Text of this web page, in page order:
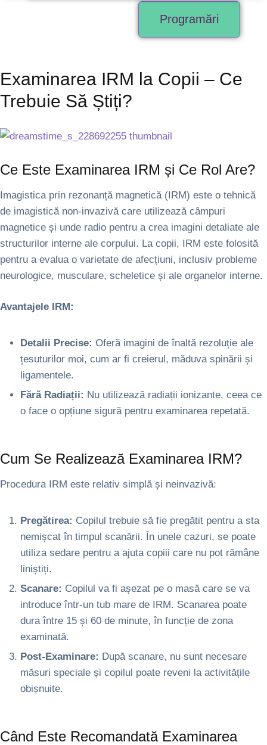
Programări
Examinarea IRM la Copii – Ce
Trebuie Să Știți?
Ce Este Examinarea IRM și Ce Rol Are?
Imagistica prin rezonanță magnetică (IRM) este o tehnică
de imagistică non-invazivă care utilizează câmpuri
magnetice și unde radio pentru a crea imagini detaliate ale
structurilor interne ale corpului. La copii, IRM este folosită
pentru a evalua o varietate de afecțiuni, inclusiv probleme
neurologice, musculare, scheletice și ale organelor interne.
Avantajele IRM:
Detalii Precise: Oferă imagini de înaltă rezoluție ale
țesuturilor moi, cum ar fi creierul, măduva spinării și
ligamentele.
Fără Radiații: Nu utilizează radiații ionizante, ceea ce
o face o opțiune sigură pentru examinarea repetată.
Cum Se Realizează Examinarea IRM?
Procedura IRM este relativ simplă și neinvazivă:
Pregătirea: Copilul trebuie să fie pregătit pentru a sta
nemișcat în timpul scanării. În unele cazuri, se poate
utiliza sedare pentru a ajuta copiii care nu pot rămâne
liniștiți.
Scanare: Copilul va fi așezat pe o masă care se va
introduce într-un tub mare de IRM. Scanarea poate
dura între 15 și 60 de minute, în funcție de zona
examinată.
Post-Examinare: După scanare, nu sunt necesare
măsuri speciale și copilul poate reveni la activitățile
obișnuite.
Când Este Recomandată Examinarea